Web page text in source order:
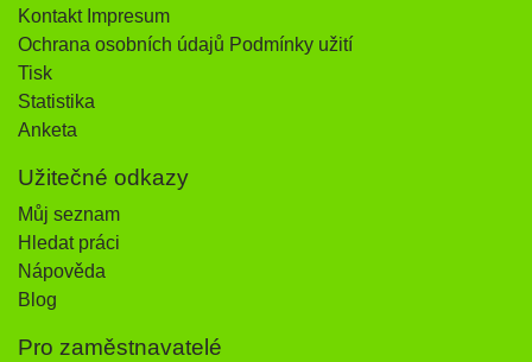
Kontakt Impresum
Ochrana osobních údajů Podmínky užití
Tisk
Statistika
Anketa
Užitečné odkazy
Můj seznam
Hledat práci
Nápověda
Blog
Pro zaměstnavatelé